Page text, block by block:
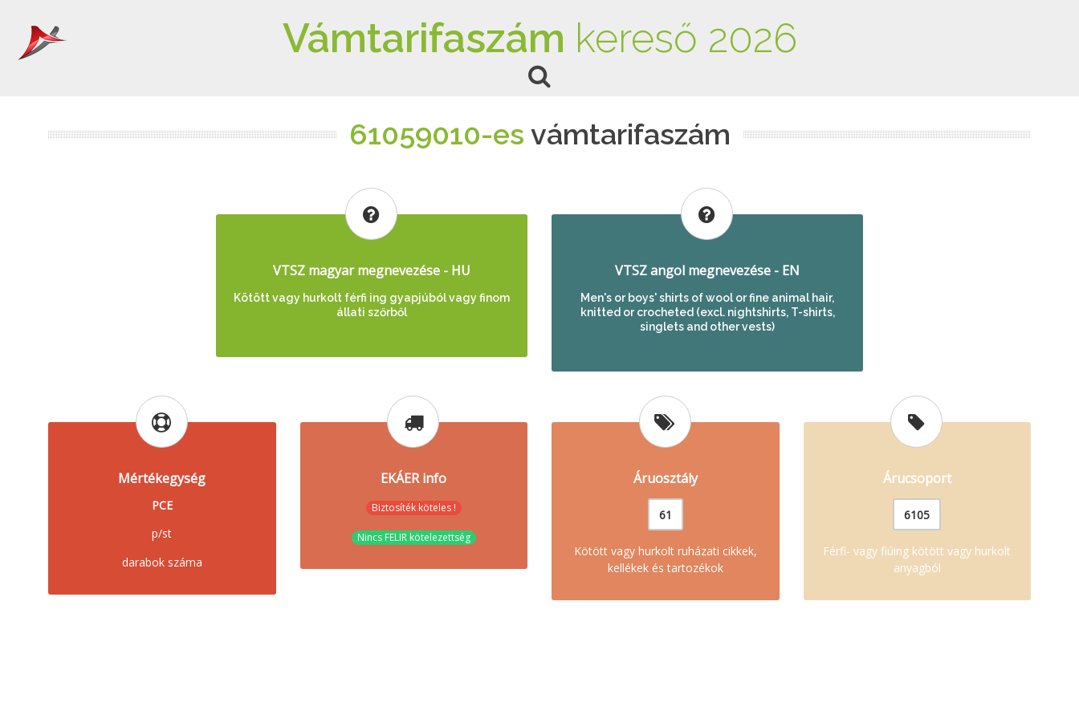
Vámtarifaszám kereső 2026
61059010-es vámtarifaszám
VTSZ magyar megnevezése - HU
Kötött vagy hurkolt férfi ing gyapjúból vagy finom
állati szőrből
VTSZ angol megnevezése - EN
Men's or boys' shirts of wool or fine animal hair,
knitted or crocheted (excl. nightshirts, T-shirts,
singlets and other vests)
Mértékegység
PCE
p/st
darabok száma
EKÁER info
Biztosíték köteles !
Nincs FELIR kötelezettség
Áruosztály
61
Kötött vagy hurkolt ruházati cikkek,
kellékek és tartozékok
Árucsoport
6105
Férfi- vagy fiúing kötött vagy hurkolt
anyagból